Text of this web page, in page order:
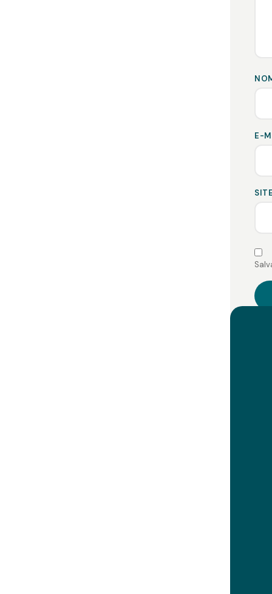
E-